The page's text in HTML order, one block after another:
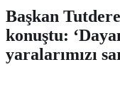
Başkan
konuştu:
yaralarımızı